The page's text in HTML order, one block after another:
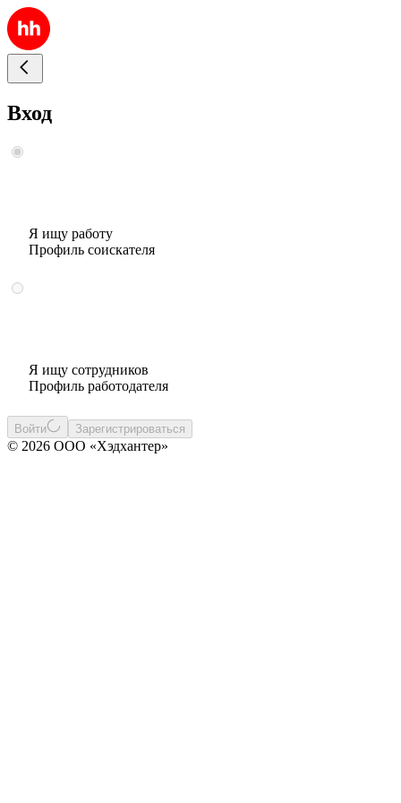
Вход
Я ищу работу
Профиль соискателя
Я ищу сотрудников
Профиль работодателя
Войти Зарегистрироваться
© 2026 ООО «Хэдхантер»